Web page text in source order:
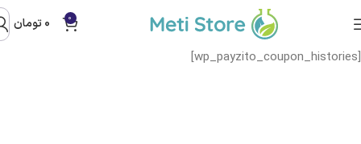
0
0تومان
[wp_payzito_coupon_histories]